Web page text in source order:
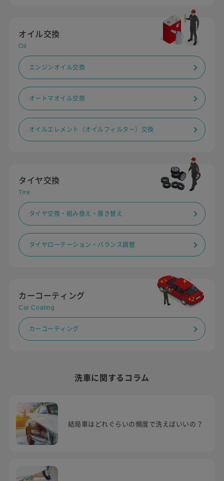
オイル交換
Oil
エンジンオイル交換
オートマオイル交換
オイルエレメント（オイルフィルター）交換
タイヤ交換
Tire
タイヤ交換・組み換え・履き替え
タイヤローテーション・バランス調整
カーコーティング
Car Coating
カーコーティング
洗車に関するコラム
結局車はどれぐらいの頻度で洗えばいいの？